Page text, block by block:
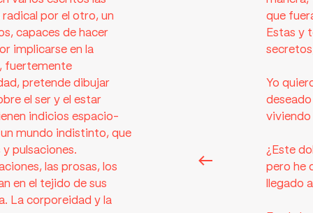
que
Estas y
Yo
viviendo
¿Este
pero he
llegado
por el otro, un
capaces de hacer
implicarse en la
fuertemente
pretende dibujar
el ser y el estar
indicios espacio-
mundo indistinto, que
pulsaciones.
las prosas, los
en el tejido de sus
La corporeidad y la